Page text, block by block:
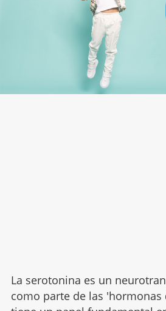
La serotonina es un
como parte de las